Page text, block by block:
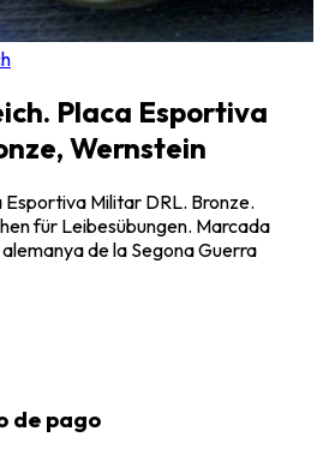
Placa Esportiva
Wernstein
Esportiva Militar DRL. Bronze.
für Leibesübungen. Marcada
de la Segona Guerra
de pago